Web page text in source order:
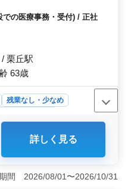
イカー通勤可 マイカー通
での医療事務・受付) / 正社
栗丘駅
63歳
残業なし・少なめ
護施設での受付やレセ
までに培った事務スキル
酬請求の経験があれば年
上も活躍中。ブランクが
詳しく見る
間 2026/08/01〜2026/10/31